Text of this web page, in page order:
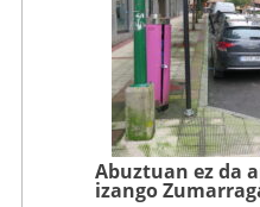
Abuztuan ez da
izango